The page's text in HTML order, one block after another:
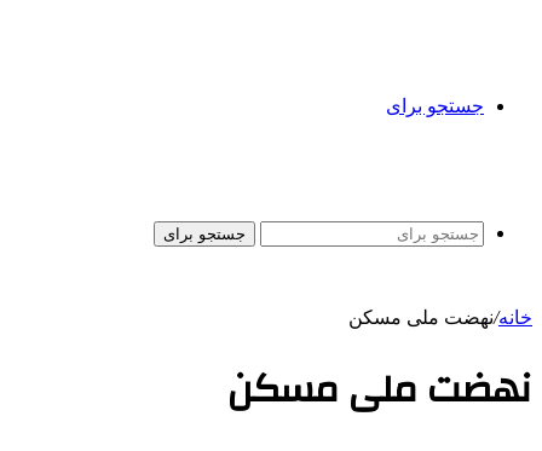
جستجو برای
جستجو برای
خانه/نهضت ملی مسکن
نهضت ملی مسکن